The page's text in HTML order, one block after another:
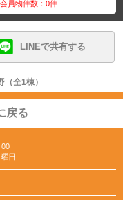
会員物件数：0件
LINEで共有する
全1棟）
戻る
00
日